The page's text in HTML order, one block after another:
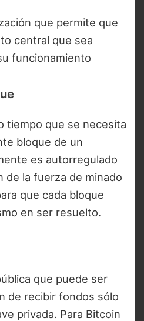
que permite que
central que sea
funcionamiento
tiempo que se necesita
bloque de un
es autorregulado
de la fuerza de minado
que cada bloque
en ser resuelto.
que puede ser
de recibir fondos sólo
privada. Para Bitcoin